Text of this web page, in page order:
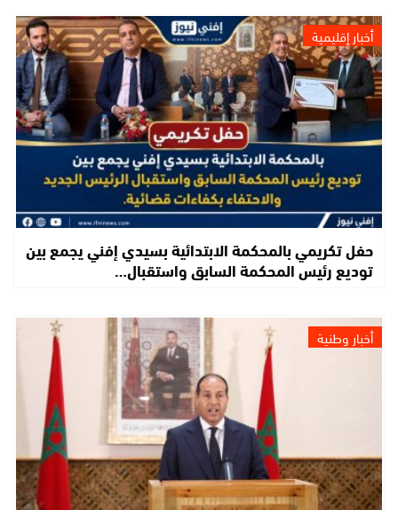
أخبار إقليمية
حفل تكريمي بالمحكمة الابتدائية بسيدي إفني يجمع بين
توديع رئيس المحكمة السابق واستقبال…
أخبار وطنية